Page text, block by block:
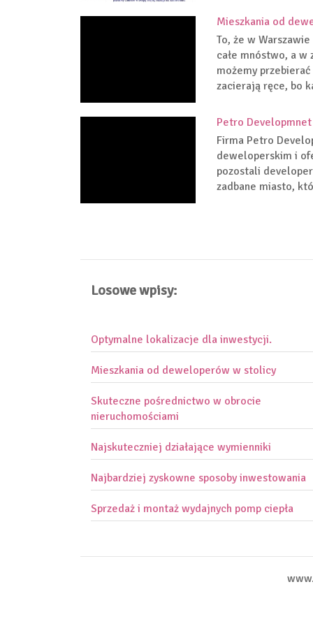
Mieszkania od
To, że w
całe mnóstwo, a
możemy
zacierają ręce, bo
Petro
Firma Petro
deweloperskim i
pozostali
zadbane miasto,
Losowe wpisy:
Optymalne lokalizacje dla inwestycji.
Mieszkania od deweloperów w stolicy
Skuteczne pośrednictwo w obrocie
nieruchomościami
Najskuteczniej działające wymienniki
Najbardziej zyskowne sposoby inwestowania
Sprzedaż i montaż wydajnych pomp ciepła